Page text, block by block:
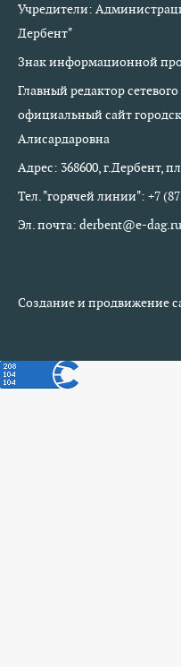
Учредители:
Дербент"
Знак информационной
Главный редактор
официальный сайт
Алисардаровна
Адрес: 368600, г.Дербент,
Тел. "горячей линии": +7
Эл. почта: derbent@e-
Создание и продвижение